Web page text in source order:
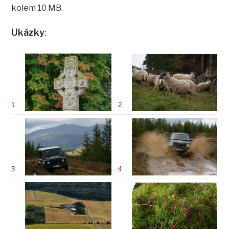
kolem 10 MB.
Ukázky:
1 2
3 4